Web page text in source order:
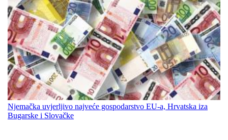
Njemačka uvjerljivo najveće gospodarstvo EU-a, Hrvatska iza
Bugarske i Slovačke